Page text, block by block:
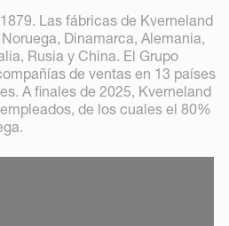
Las fábricas de Kverneland
Dinamarca, Alemania,
Rusia y China. El Grupo
de ventas en 13 países
A finales de 2025, Kverneland
de los cuales el 80%